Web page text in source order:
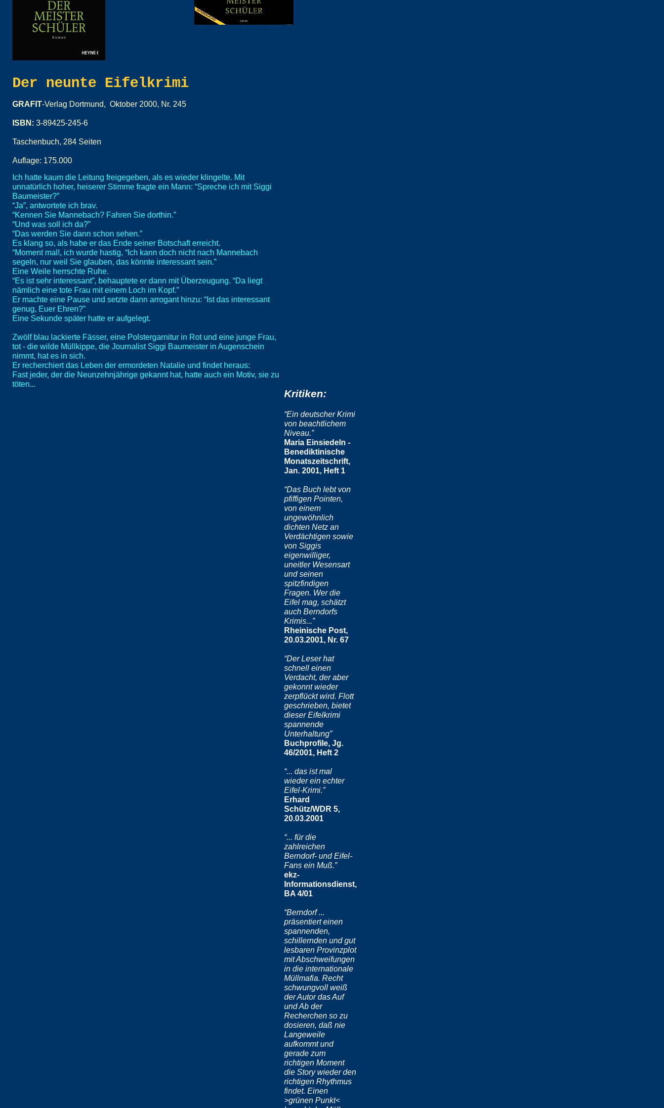
Der neunte Eifelkrimi
GRAFIT-Verlag Dortmund, Oktober 2000, Nr. 245
ISBN: 3-89425-245-6
Taschenbuch, 284 Seiten
Auflage: 175.000
Ich hatte kaum die Leitung freigegeben, als es wieder klingelte. Mit
unnatürlich hoher, heiserer Stimme fragte ein Mann: “Spreche ich mit Siggi
Baumeister?”
“Ja”, antwortete ich brav.
“Kennen Sie Mannebach? Fahren Sie dorthin.”
“Und was soll ich da?”
“Das werden Sie dann schon sehen.”
Es klang so, als habe er das Ende seiner Botschaft erreicht.
“Moment mal!, ich wurde hastig, “Ich kann doch nicht nach Mannebach
segeln, nur weil Sie glauben, das könnte interessant sein.”
Eine Weile herrschte Ruhe.
“Es ist sehr interessant”, behauptete er dann mit Überzeugung. “Da liegt
nämlich eine tote Frau mit einem Loch im Kopf.”
Er machte eine Pause und setzte dann arrogant hinzu: “Ist das interessant
genug, Euer Ehren?”
Eine Sekunde später hatte er aufgelegt.
Zwölf blau lackierte Fässer, eine Polstergarnitur in Rot und eine junge Frau,
tot - die wilde Müllkippe, die Journalist Siggi Baumeister in Augenschein
nimmt, hat es in sich.
Er recherchiert das Leben der ermordeten Natalie und findet heraus:
Fast jeder, der die Neunzehnjährige gekannt hat, hatte auch ein Motiv, sie zu
töten...
Kritiken:
“Ein deutscher Krimi
von beachtlichem
Niveau.”
Maria Einsiedeln -
Benediktinische
Monatszeitschrift,
Jan. 2001, Heft 1
“Das Buch lebt von
pfiffigen Pointen,
von einem
ungewöhnlich
dichten Netz an
Verdächtigen sowie
von Siggis
eigenwilliger,
uneitler Wesensart
und seinen
spitzfindigen
Fragen. Wer die
Eifel mag, schätzt
auch Berndorfs
Krimis...”
Rheinische Post,
20.03.2001, Nr. 67
“Der Leser hat
schnell einen
Verdacht, der aber
gekonnt wieder
zerpflückt wird. Flott
geschrieben, bietet
dieser Eifelkrimi
spannende
Unterhaltung”
Buchprofile, Jg.
46/2001, Heft 2
“... das ist mal
wieder ein echter
Eifel-Krimi.”
Erhard
Schütz/WDR 5,
20.03.2001
“... für die
zahlreichen
Berndorf- und Eifel-
Fans ein Muß.”
ekz-
Informationsdienst,
BA 4/01
“Berndorf ...
präsentiert einen
spannenden,
schillernden und gut
lesbaren Provinzplot
mit Abschweifungen
in die internationale
Müllmafia. Recht
schwungvoll weiß
der Autor das Auf
und Ab der
Recherchen so zu
dosieren, daß nie
Langeweile
aufkommt und
gerade zum
richtigen Moment
die Story wieder den
richtigen Rhythmus
findet. Einen
>grünen Punkt<